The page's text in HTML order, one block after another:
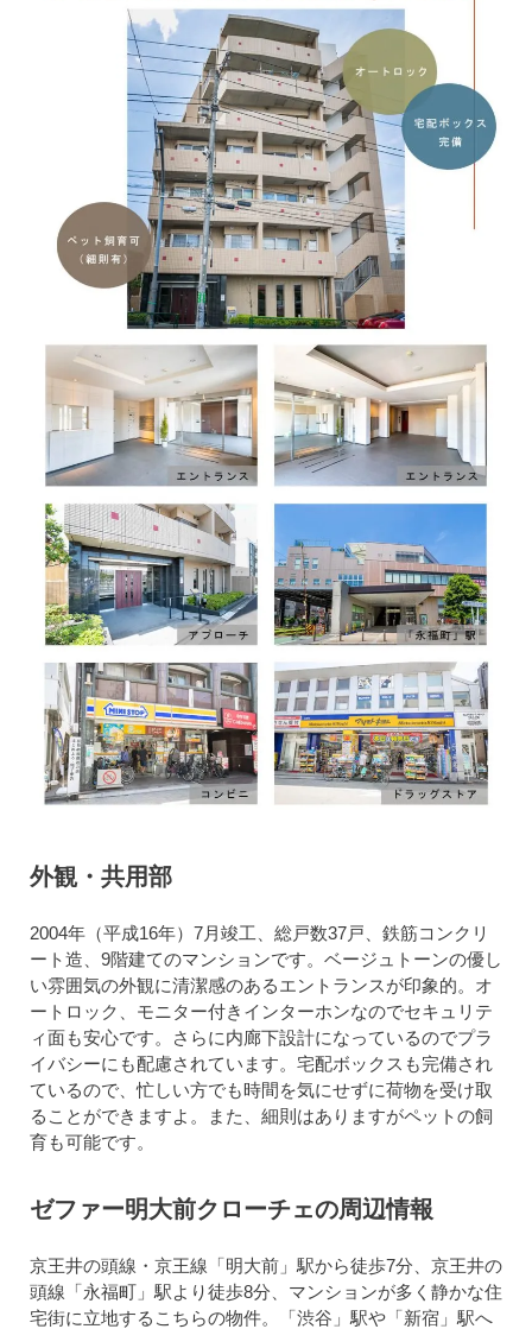
外観・共用部
2004年（平成16年）7月竣工、総戸数37戸、鉄筋コンクリ
ート造、9階建てのマンションです。ベージュトーンの優し
い雰囲気の外観に清潔感のあるエントランスが印象的。オ
ートロック、モニター付きインターホンなのでセキュリテ
ィ面も安心です。さらに内廊下設計になっているのでプラ
イバシーにも配慮されています。宅配ボックスも完備され
ているので、忙しい方でも時間を気にせずに荷物を受け取
ることができますよ。また、細則はありますがペットの飼
育も可能です。
ゼファー明大前クローチェの周辺情報
京王井の頭線・京王線「明大前」駅から徒歩7分、京王井の
頭線「永福町」駅より徒歩8分、マンションが多く静かな住
宅街に立地するこちらの物件。「渋谷」駅や「新宿」駅へ